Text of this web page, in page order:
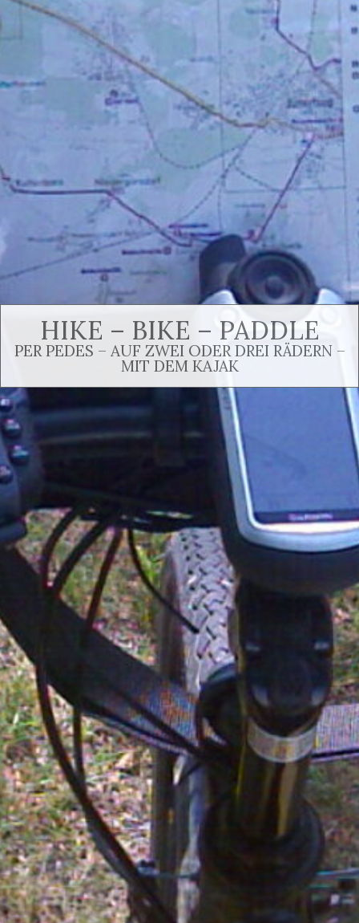
HIKE – BIKE – PADDLE
PER PEDES – AUF ZWEI ODER DREI RÄDERN –
MIT DEM KAJAK